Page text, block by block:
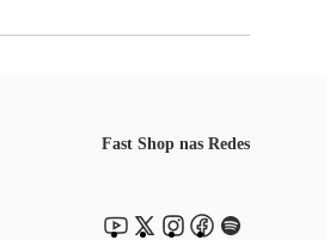
Fast Shop nas Redes